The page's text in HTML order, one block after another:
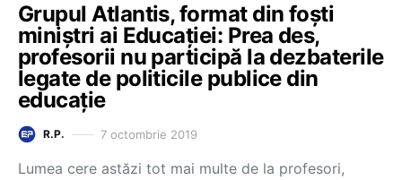
Grupul Atlantis, format din foști
miniștri ai Educației: Prea des,
profesorii nu participă la dezbaterile
legate de politicile publice din
educație
R.P. 7 octombrie 2019
Lumea cere astăzi tot mai multe de la profesori,